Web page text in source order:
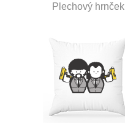
Plechový hrnček